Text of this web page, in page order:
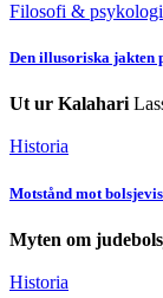
Filosofi & psykologi
Den illusoriska jakten
Ut ur Kalahari
Historia
Motstånd mot
Myten om
Historia